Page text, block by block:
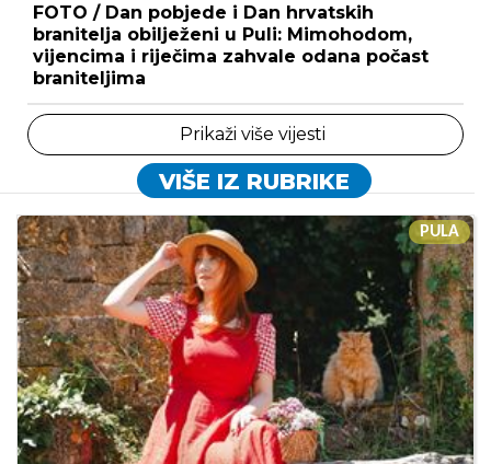
FOTO / Dan pobjede i Dan hrvatskih
branitelja obilježeni u Puli: Mimohodom,
vijencima i riječima zahvale odana počast
braniteljima
Prikaži više vijesti
VIŠE IZ RUBRIKE
PULA